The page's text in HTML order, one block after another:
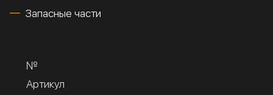
Запасные части
№
Артикул